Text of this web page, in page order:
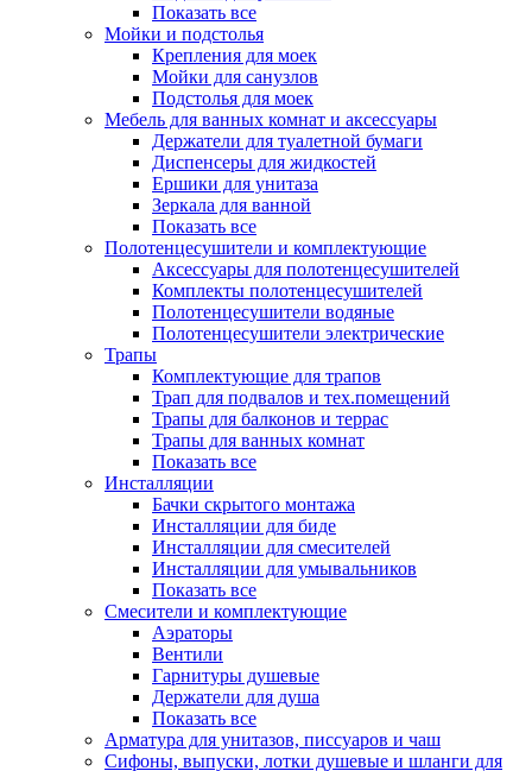
Показать все
Мойки и подстолья
Крепления для моек
Мойки для санузлов
Подстолья для моек
Мебель для ванных комнат и аксессуары
Держатели для туалетной бумаги
Диспенсеры для жидкостей
Ершики для унитаза
Зеркала для ванной
Показать все
Полотенцесушители и комплектующие
Аксессуары для полотенцесушителей
Комплекты полотенцесушителей
Полотенцесушители водяные
Полотенцесушители электрические
Трапы
Комплектующие для трапов
Трап для подвалов и тех.помещений
Трапы для балконов и террас
Трапы для ванных комнат
Показать все
Инсталляции
Бачки скрытого монтажа
Инсталляции для биде
Инсталляции для смесителей
Инсталляции для умывальников
Показать все
Смесители и комплектующие
Аэраторы
Вентили
Гарнитуры душевые
Держатели для душа
Показать все
Арматура для унитазов, писсуаров и чаш
Сифоны, выпуски, лотки душевые и шланги для